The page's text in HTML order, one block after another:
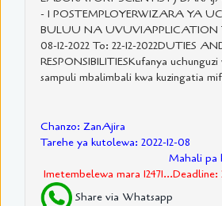
- 1 POSTEMPLOYERWIZARA YA
BULUU NA UVUVIAPPLICATION
08-12-2022 To: 22-12-2022DUTIES
RESPONSIBILITIESKufanya
sampuli mbalimbali kwa kuzingatia
Chanzo: ZanAjira
Tarehe ya kutolewa: 2022-12-08
Mahali pa
Imetembelewa mara 12471...Deadline:
Share via Whatsapp